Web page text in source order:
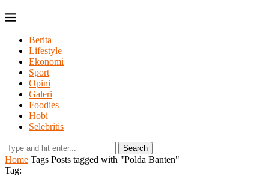
Berita
Lifestyle
Ekonomi
Sport
Opini
Galeri
Foodies
Hobi
Selebritis
Search
Home Tags Posts tagged with "Polda Banten"
Tag: